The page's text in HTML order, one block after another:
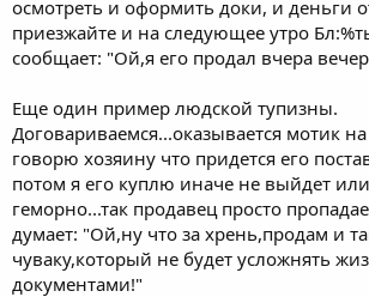
осмотреть и оформить доки, и деньги
приезжайте и на следующее утро
сообщает: "Ой,я его продал вчера
Еще один пример людской тупизны.
Договариваемся...оказывается мотик на
говорю хозяину что придется его
потом я его куплю иначе не выйдет
геморно...так продавец просто
думает: "Ой,ну что за хрень,продам и
чуваку,который не будет усложнять
документами!"